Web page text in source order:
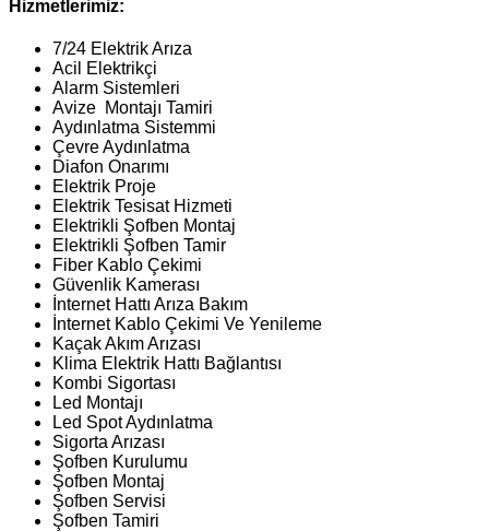
Hizmetlerimiz:
7/24 Elektrik Arıza
Acil Elektrikçi
Alarm Sistemleri
Avize Montajı Tamiri
Aydınlatma Sistemmi
Çevre Aydınlatma
Diafon Onarımı
Elektrik Proje
Elektrik Tesisat Hizmeti
Elektrikli Şofben Montaj
Elektrikli Şofben Tamir
Fiber Kablo Çekimi
Güvenlik Kamerası
İnternet Hattı Arıza Bakım
İnternet Kablo Çekimi Ve Yenileme
Kaçak Akım Arızası
Klima Elektrik Hattı Bağlantısı
Kombi Sigortası
Led Montajı
Led Spot Aydınlatma
Sigorta Arızası
Şofben Kurulumu
Şofben Montaj
Şofben Servisi
Şofben Tamiri